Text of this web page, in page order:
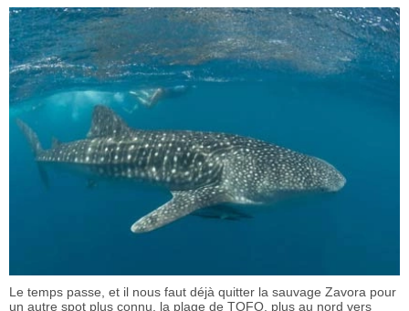
Le temps passe, et il nous faut déjà quitter la sauvage Zavora pour
un autre spot plus connu, la plage de TOFO, plus au nord vers